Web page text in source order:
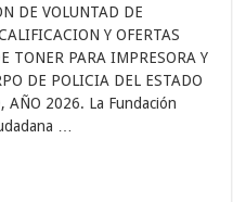
DE VOLUNTAD DE
Y OFERTAS
TONER PARA IMPRESORA Y
DE POLICIA DEL ESTADO
AÑO 2026. La Fundación
…